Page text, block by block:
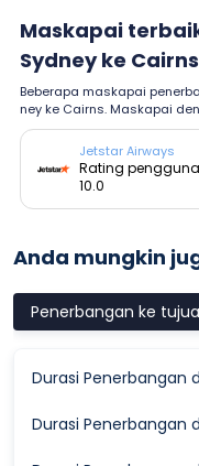
Maskapai
Sydney ke Cairns
Beberapa maskapai
ney ke Cairns. Maskapai
dengan rating rata-rata
Jetstar Airways
Rating
10.0
Anda mungkin
Penerbangan ke